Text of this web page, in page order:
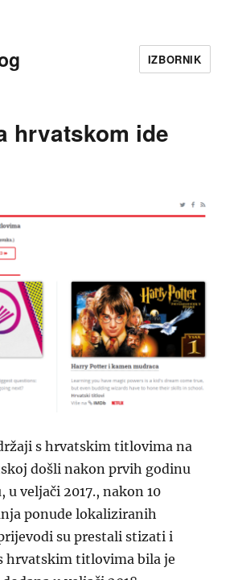
IZBORNIK
hrvatskom ide
s hrvatskim titlovima na
došli nakon prvih godinu
u veljači 2017., nakon 10
ponude lokaliziranih
su prestali stizati i
hrvatskim titlovima bila je